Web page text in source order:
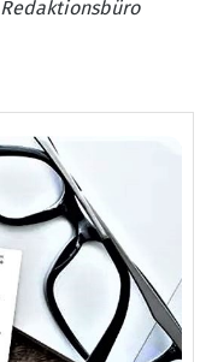
Redaktionsbüro